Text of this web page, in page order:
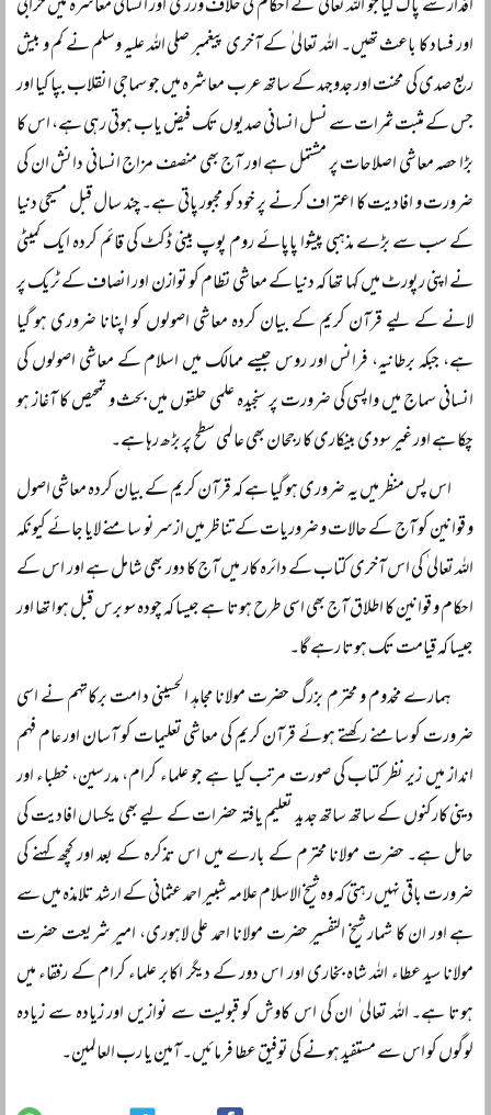
اقدار سے پاک کیا جو اللہ تعالی ٰ کے احکام کی خلاف ورزی اور انسانی معاشرہ میں خرابی
اور فساد کا باعث تھیں۔ اللہ تعالی ٰ کے آخری پیغمبر صلی اللہ علیہ وسلم نے کم و بیش
ربع صدی کی محنت اور جدوجہد کے ساتھ عرب معاشرہ میں جو سماجی انقلاب بپا کیا اور
جس کے مثبت ثمرات سے نسل انسانی صدیوں تک فیض یاب ہوتی رہی ہے، اس کا
بڑا حصہ معاشی اصلاحات پر مشتمل ہے اور آج بھی منصف مزاج انسانی دانش ان کی
ضرورت و افادیت کا اعتراف کرنے پر خود کو مجبور پاتی ہے۔ چند سال قبل مسیحی دنیا
کے سب سے بڑے مذہبی پیشوا پاپائے روم پوپ بینی ڈکٹ کی قائم کردہ ایک کمیٹی
نے اپنی رپورٹ میں کہا تھا کہ دنیا کے معاشی نظام کو توازن اور انصاف کے ٹریک پر
لانے کے لیے قرآن کریم کے بیان کردہ معاشی اصولوں کو اپنانا ضروری ہو گیا
ہے، جبکہ برطانیہ، فرانس اور روس جیسے ممالک میں اسلام کے معاشی اصولوں کی
انسانی سماج میں واپسی کی ضرورت پر سنجیدہ علمی حلقوں میں بحث و تمحیص کا آغاز ہو
چکا ہے اور غیر سودی بینکاری کا رجحان بھی عالمی سطح پر بڑھ رہا ہے۔
اس پس منظر میں یہ ضروری ہو گیا ہے کہ قرآن کریم کے بیان کردہ معاشی اصول
و قوانین کو آج کے حالات و ضروریات کے تناظر میں ازسرنو سامنے لایا جائے کیونکہ
اللہ تعالی ٰ کی اس آخری کتاب کے دائرہ کار میں آج کا دور بھی شامل ہے اور اس کے
احکام و قوانین کا اطلاق آج بھی اسی طرح ہوتا ہے جیسا کہ چودہ سو برس قبل ہوا تھا اور
جیسا کہ قیامت تک ہوتا رہے گا۔
ہمارے مخدوم و محترم بزرگ حضرت مولانا مجاہد الحسینی دامت برکاتہم نے اسی
ضرورت کو سامنے رکھتے ہوئے قرآن کریم کی معاشی تعلیمات کو آسان اور عام فہم
انداز میں زیر نظر کتاب کی صورت مرتب کیا ہے جو علماء کرام، مدرسین، خطباء اور
دینی کارکنوں کے ساتھ ساتھ جدید تعلیم یافتہ حضرات کے لیے بھی یکساں افادیت کی
حامل ہے۔ حضرت مولانا محترم کے بارے میں اس تذکرہ کے بعد اور کچھ کہنے کی
ضرورت باقی نہیں رہتی کہ وہ شیخ الاسلام علامہ شبیر احمد عثمانی کے ارشد تلامذہ میں سے
ہے اور ان کا شمار شیخ التفسیر حضرت مولانا احمد علی لاہوری، امیر شریعت حضرت
مولانا سید عطاء اللہ شاہ بخاری اور اس دور کے دیگر اکابر علماء کرام کے رفقاء میں
ہوتا ہے۔ اللہ تعالی ٰ ان کی اس کاوش کو قبولیت سے نوازیں اور زیادہ سے زیادہ
لوگوں کو اس سے مستفید ہونے کی توفیق عطا فرمائیں۔ آمین یا رب العالمین۔